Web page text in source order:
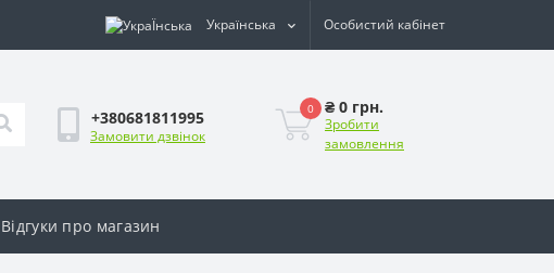
Українська Особистий кабінет
+380681811995
Замовити дзвінок
0 ₴ 0 грн.
Зробити
замовлення
Відгуки про магазин